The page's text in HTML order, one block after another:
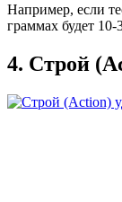
Например, если
граммах будет 10-
4. Строй